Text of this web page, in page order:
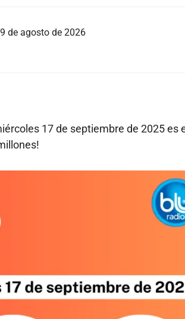
de agosto de 2026
17 de septiembre de 2025 es